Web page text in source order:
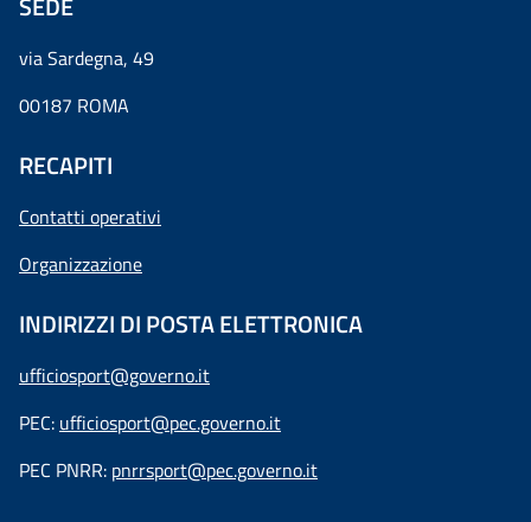
via Sardegna, 49
00187 ROMA
RECAPITI
Contatti operativi
Organizzazione
INDIRIZZI DI POSTA ELETTRONICA
ufficiosport@governo.it
PEC: ufficiosport@pec.governo.it
PEC PNRR: pnrrsport@pec.governo.it